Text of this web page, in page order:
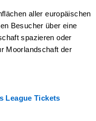
aller europäischen
Besucher über eine
spazieren oder
Moorlandschaft der
League Tickets